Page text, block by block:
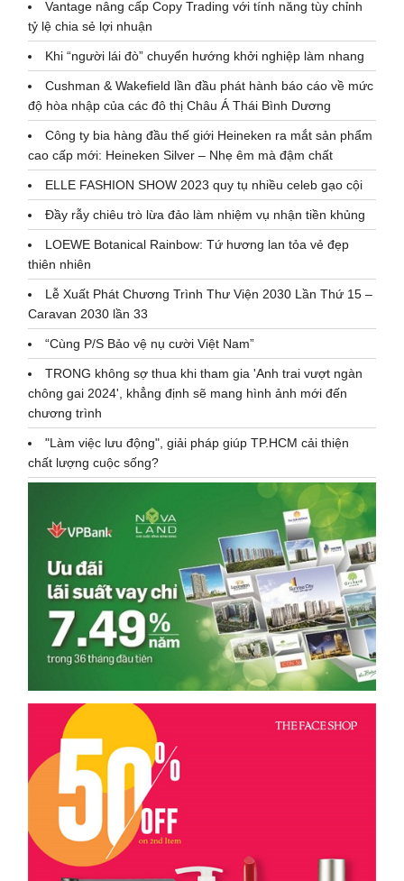
Vantage nâng cấp Copy Trading với tính năng tùy chỉnh
tỷ lệ chia sẻ lợi nhuận
Khi “người lái đò” chuyển hướng khởi nghiệp làm nhang
Cushman & Wakefield lần đầu phát hành báo cáo về mức
độ hòa nhập của các đô thị Châu Á Thái Bình Dương
Công ty bia hàng đầu thế giới Heineken ra mắt sản phẩm
cao cấp mới: Heineken Silver – Nhẹ êm mà đậm chất
ELLE FASHION SHOW 2023 quy tụ nhiều celeb gạo cội
Đầy rẫy chiêu trò lừa đảo làm nhiệm vụ nhận tiền khủng
LOEWE Botanical Rainbow: Tứ hương lan tỏa vẻ đẹp
thiên nhiên
Lễ Xuất Phát Chương Trình Thư Viện 2030 Lần Thứ 15 –
Caravan 2030 lần 33
“Cùng P/S Bảo vệ nụ cười Việt Nam”
TRONG không sợ thua khi tham gia 'Anh trai vượt ngàn
chông gai 2024', khẳng định sẽ mang hình ảnh mới đến
chương trình
"Làm việc lưu động", giải pháp giúp TP.HCM cải thiện
chất lượng cuộc sống?